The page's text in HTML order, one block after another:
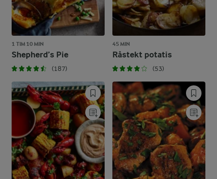
1 TIM 10 MIN
Shepherd’s Pie
(187)
45 MIN
Råstekt potatis
(53)